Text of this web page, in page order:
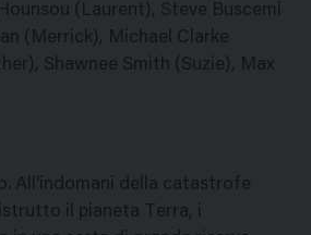
(Laurent), Steve Buscemi
(Merrick), Michael Clarke
Shawnee Smith (Suzie), Max
All'indomani della catastrofe
il pianeta Terra, i